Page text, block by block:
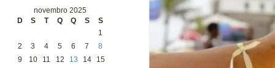
novembro 2025
D
S T Q Q S
S
1
2
3 4 5 6 7
8
9
10 11 12 13 14
15